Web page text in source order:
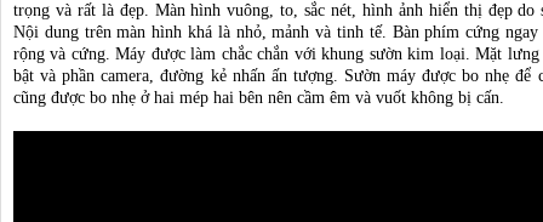
trọng và rất là đẹp. Màn hình vuông, to, sắc nét, hình ảnh hiển thị đẹp do
Nội dung trên màn hình khá là nhỏ, mảnh và tinh tế. Bàn phím cứng
rộng và cứng. Máy được làm chắc chắn với khung sườn kim loại. Mặt
bật và phần camera, đường kẻ nhấn ấn tượng. Sườn máy được bo nhẹ để
cũng được bo nhẹ ở hai mép hai bên nên cầm êm và vuốt không bị cấn.